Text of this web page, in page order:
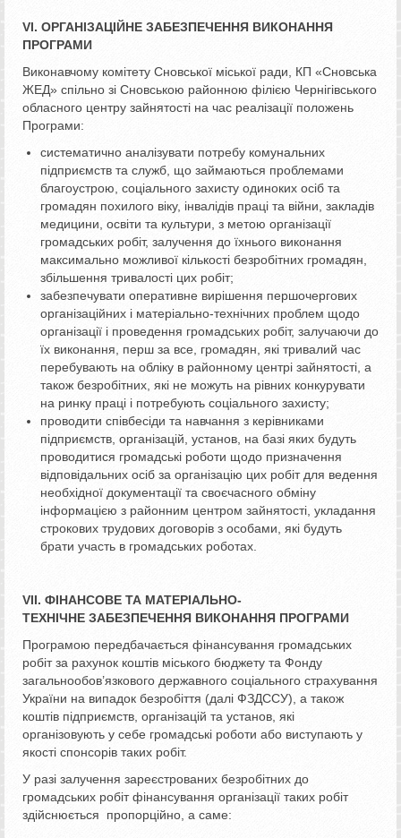
VІ. ОРГАНІЗАЦІЙНЕ ЗАБЕЗПЕЧЕННЯ ВИКОНАННЯ
ПРОГРАМИ
Виконавчому комітету Сновської міської ради, КП «Сновська
ЖЕД» спільно зі Сновською районною філією Чернігівського
обласного центру зайнятості на час реалізації положень
Програми:
систематично аналізувати потребу комунальних
підприємств та служб, що займаються проблемами
благоустрою, соціального захисту одиноких осіб та
громадян похилого віку, інвалідів праці та війни, закладів
медицини, освіти та культури, з метою організації
громадських робіт, залучення до їхнього виконання
максимально можливої кількості безробітних громадян,
збільшення тривалості цих робіт;
забезпечувати оперативне вирішення першочергових
організаційних і матеріально-технічних проблем щодо
організації і проведення громадських робіт, залучаючи до
їх виконання, перш за все, громадян, які тривалий час
перебувають на обліку в районному центрі зайнятості, а
також безробітних, які не можуть на рівних конкурувати
на ринку праці і потребують соціального захисту;
проводити співбесіди та навчання з керівниками
підприємств, організацій, установ, на базі яких будуть
проводитися громадські роботи щодо призначення
відповідальних осіб за організацію цих робіт для ведення
необхідної документації та своєчасного обміну
інформацією з районним центром зайнятості, укладання
строкових трудових договорів з особами, які будуть
брати участь в громадських роботах.
VІІ. ФІНАНСОВЕ ТА МАТЕРІАЛЬНО-
ТЕХНІЧНЕ ЗАБЕЗПЕЧЕННЯ ВИКОНАННЯ ПРОГРАМИ
Програмою передбачається фінансування громадських
робіт за рахунок коштів міського бюджету та Фонду
загальнообов’язкового державного соціального страхування
України на випадок безробіття (далі ФЗДССУ), а також
коштів підприємств, організацій та установ, які
організовують у себе громадські роботи або виступають у
якості спонсорів таких робіт.
У разі залучення зареєстрованих безробітних до
громадських робіт фінансування організації таких робіт
здійснюється пропорційно, а саме: